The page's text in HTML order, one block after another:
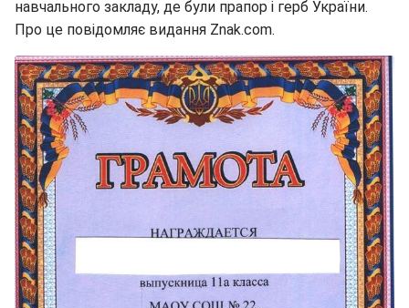
навчального закладу, де були прапор і герб України.
Про це повідомляє видання Znak.com.